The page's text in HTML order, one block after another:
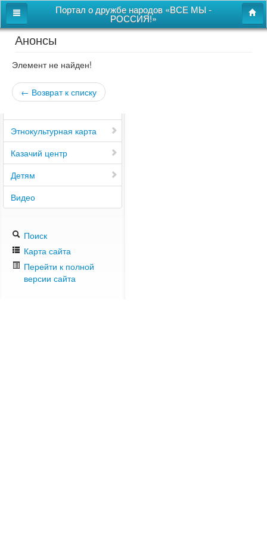
Портал о дружбе народов «ВСЕ МЫ -
РОССИЯ!»
Главная
Дом дружбы народов
Новости
Этнокультурная карта
Казачий центр
Детям
Видео
Поиск
Карта сайта
Перейти к полной
версии сайта
Анонсы
Элемент не найден!
← Возврат к списку